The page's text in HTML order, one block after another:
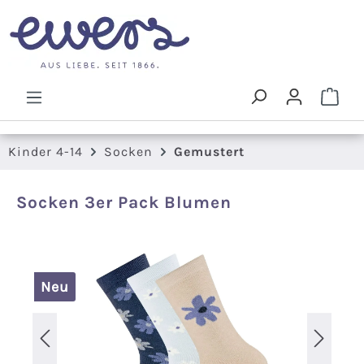
Zum Hauptinhalt springen
Kinder 4-14 Socken Gemustert
Socken 3er Pack Blumen
Bildergalerie überspringen
Neu